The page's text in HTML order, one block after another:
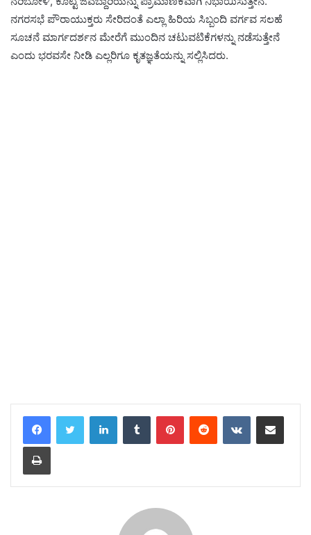
ನಗರಸಭೆ ಪೌರಾಯುಕ್ತರು ಸೇರಿದಂತೆ ಎಲ್ಲಾ ಹಿರಿಯ ಸಿಬ್ಬಂದಿ ವರ್ಗವ ಸಲಹೆ
ಸೂಚನೆ ಮಾರ್ಗದರ್ಶನ ಮೇರೆಗೆ ಮುಂದಿನ ಚಟುವಟಿಕೆಗಳನ್ನು ನಡೆಸುತ್ತೇನೆ
ಎಂದು ಭರವಸೇ ನೀಡಿ ಎಲ್ಲರಿಗೂ ಕೃತಜ್ಞತೆಯನ್ನು ಸಲ್ಲಿಸಿದರು.
LinkedInTumblr PinterestReddit VKontakteShare via Email
Print